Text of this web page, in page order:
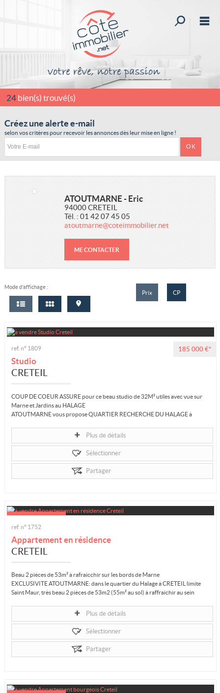
Affiner la
Vendre
Rejoignez-nous
Mon compte
Contact
24 bien(s) trouvé(s)
Créez une alerte e-mail
selon vos critères pour recevoir les annonces dès leur mise en ligne !
ATOUTMARNE - Eric
94000 CRETEIL
Tél. : 01 42 07 45 05
atoutmarne@coteimmobilier.net
ME CONTACTER
Mode d’affichage :
Prix CP
185 000 €*
ref. n° 1809
Studio
CRETEIL
COUP DE COEUR ASSURE pour ce beau studio de 32M² utiles avec vue sur
Marne et Jardins au HALAGE
ATOUTMARNE vous propose QUARTIER RECHERCHE DU HALAGE à
Plus de détails
Sélectionner
Partager
ref. n° 1752
Appartement en résidence
CRETEIL
Beau 2 pièces de 53m² à rafraicchir sur les bords de Marne
EXCLUSIVITE ATOUTMARNE: dans le quartier du Halage à CRETEIL limite
Saint Maur, très beau 2 pièces de 53m2 (55m² au sol) à raffraichir au sein
Plus de détails
Sélectionner
Partager